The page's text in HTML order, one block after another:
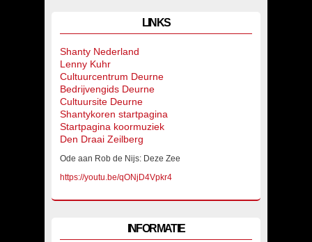
LINKS
Shanty Nederland
Lenny Kuhr
Cultuurcentrum Deurne
Bedrijvengids Deurne
Cultuursite Deurne
Shantykoren startpagina
Startpagina koormuziek
Den Draai Zeilberg
Ode aan Rob de Nijs: Deze Zee
https://youtu.be/qONjD4Vpkr4
INFORMATIE